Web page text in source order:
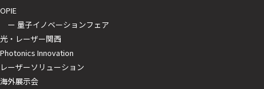
OPIE
ー 量子イノベーションフェア
光・レーザー関西
Photonics Innovation
レーザーソリューション
海外展示会